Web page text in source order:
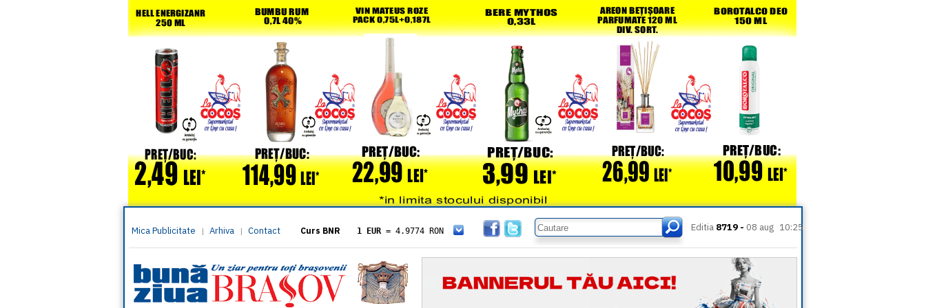
Mica Publicitate | Arhiva | Contact Curs BNR 1 EUR = 4.9774 RON
= 5.8304 RON
1 XAU= 464.4611 RON
1 AED= 1.1933 RON
1 AUD= 2.7957 RON
1 BGN= 2.5449 RON
Editia 8719 - 08 aug 10:25